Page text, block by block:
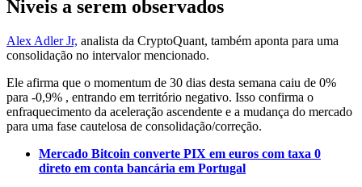
Niveis a serem observados
Alex Adler Jr, analista da CryptoQuant, também aponta para uma
consolidação no intervalor mencionado.
Ele afirma que o momentum de 30 dias desta semana caiu de 0%
para -0,9% , entrando em território negativo. Isso confirma o
enfraquecimento da aceleração ascendente e a mudança do mercado
para uma fase cautelosa de consolidação/correção.
Mercado Bitcoin converte PIX em euros com taxa 0
direto em conta bancária em Portugal